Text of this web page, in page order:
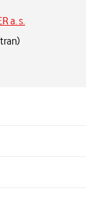
a. s.